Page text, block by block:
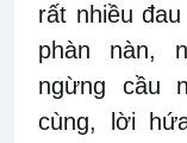
rất nhiều
phàn nàn,
ngừng cầu
cùng,
lời